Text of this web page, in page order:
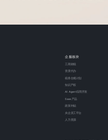
企服板块
工商财税
资质代办
税务合规计划
知识产权
AI Agent应用开发
Saas产品
政策补贴
央企灵工平台
人力资源